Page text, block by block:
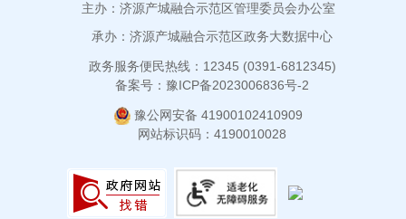
主办：济源产城融合示范区管理委员会办公室
承办：济源产城融合示范区政务大数据中心
政务服务便民热线：12345 (0391-6812345)
备案号：豫ICP备2023006836号-2
豫公网安备 41900102410909
网站标识码：4190010028